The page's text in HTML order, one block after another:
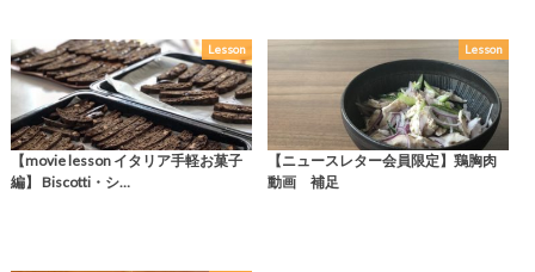
Lesson
【movie lesson イタリア手軽お菓子
編】 Biscotti・シ…
Lesson
【ニュースレター会員限定】鶏胸肉
動画 補足